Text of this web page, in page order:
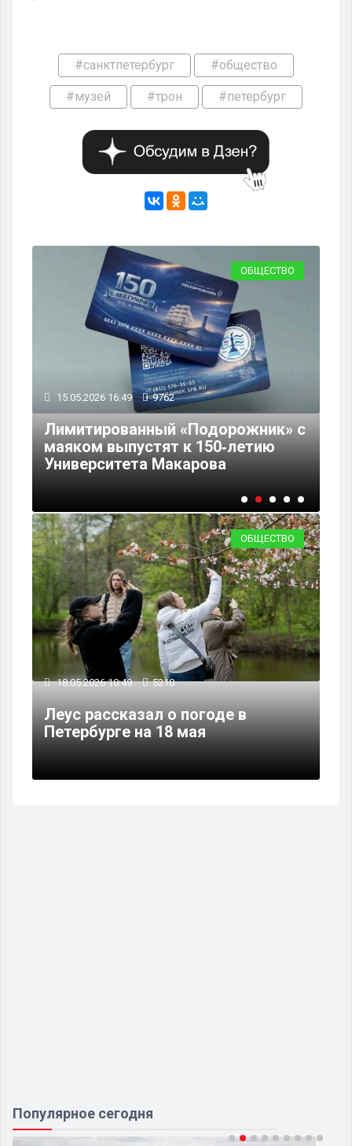
#санктпетербург #общество
#музей #трон #петербург
ОБЩЕСТВО
15.05.2026 16:49 9762
Лимитированный «Подорожник» с
маяком выпустят к 150‑летию
Университета Макарова
ОБЩЕСТВО
18.05.2026 10:49 5310
Леус рассказал о погоде в
Петербурге на 18 мая
Популярное сегодня